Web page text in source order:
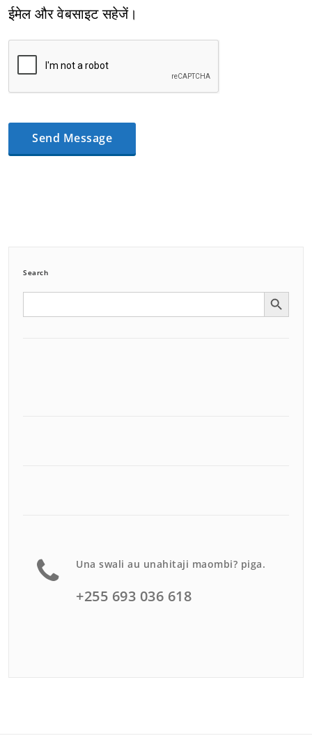
ईमेल और वेबसाइट सहेजें।
Search
Search Search Button
Una swali au unahitaji maombi? piga.
+255 693 036 618